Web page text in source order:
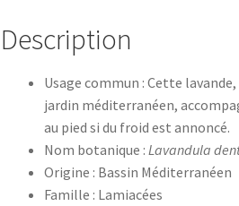
Description
Usage commun : Cette
jardin méditerranéen,
au pied si du froid est annoncé.
Nom botanique : Lavandula
Origine : Bassin Méditerranéen
Famille : Lamiacées